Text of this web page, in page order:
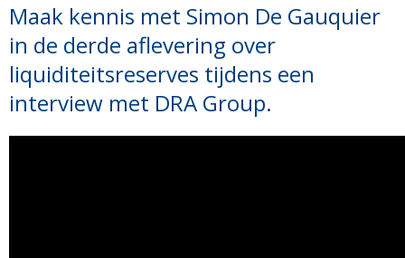
Maak kennis met Simon De Gauquier
in de derde aflevering over
liquiditeitsreserves tijdens een
interview met DRA Group.